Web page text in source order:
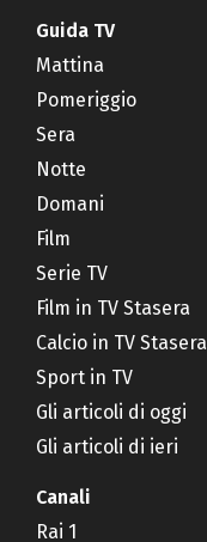
Guida TV
Mattina
Pomeriggio
Sera
Notte
Domani
Film
Serie TV
Film in TV Stasera
Calcio in TV Stasera
Sport in TV
Gli articoli di oggi
Gli articoli di ieri
Canali
Rai 1